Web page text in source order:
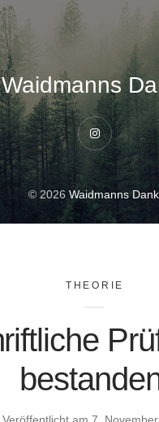
Waidmanns
Instagram
© 2026Waidmanns
THEORIE